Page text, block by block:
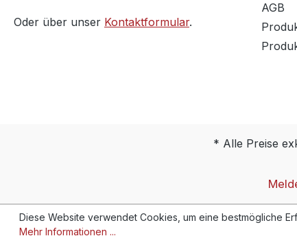
Oder über unser Kontaktformular.
AGB
* Alle Preise
Diese Website verwendet Cookies, um eine bestmögliche
Mehr Informationen ...